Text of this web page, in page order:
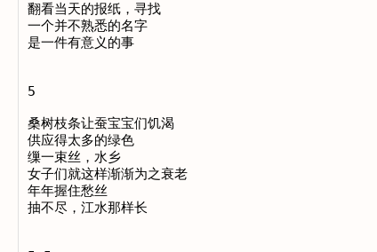
翻看当天的报纸，寻找
一个并不熟悉的名字
是一件有意义的事
5
桑树枝条让蚕宝宝们饥渴
供应得太多的绿色
缫一束丝，水乡
女子们就这样渐渐为之衰老
年年握住愁丝
抽不尽，江水那样长